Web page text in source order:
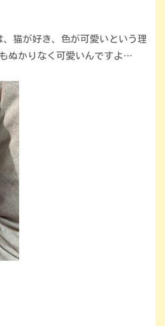
、猫が好き、色が可愛いという理
ぬかりなく可愛いんですよ…